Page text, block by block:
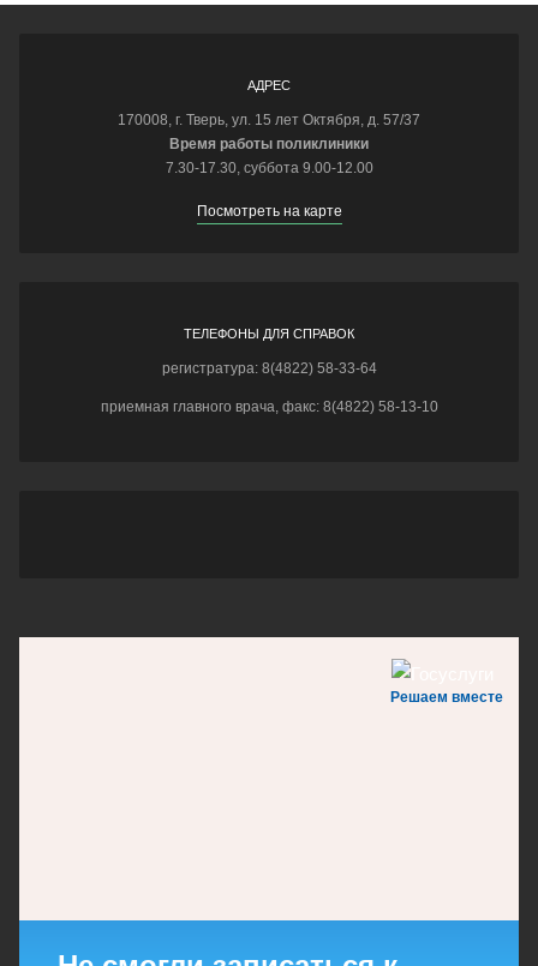
АДРЕС
170008, г. Тверь, ул. 15 лет Октября, д. 57/37
Время работы поликлиники
7.30-17.30, суббота 9.00-12.00
Посмотреть на карте
ТЕЛЕФОНЫ ДЛЯ СПРАВОК
регистратура: 8(4822) 58-33-64
приемная главного врача, факс: 8(4822) 58-13-10
Решаем вместе